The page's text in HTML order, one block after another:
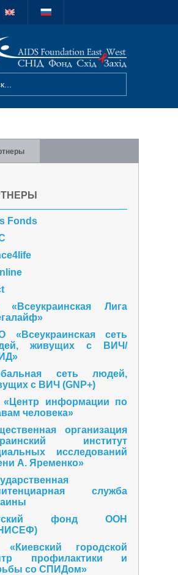
"СНІД
Захід"
Fonds
«Всеукраинская Лига
«Всеукраинская сеть
живущих с ВИЧ/
сеть людей,
с ВИЧ (GNP+)
информации по
человека»
организация
институт
исследований
А. Яременко»
служба
фонд ООН
«Киевский городской
профилактики и
со СПИДом»